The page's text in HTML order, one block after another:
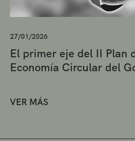
27/01/2026
El primer eje del II Plan
Economía Circular del
VER MÁS